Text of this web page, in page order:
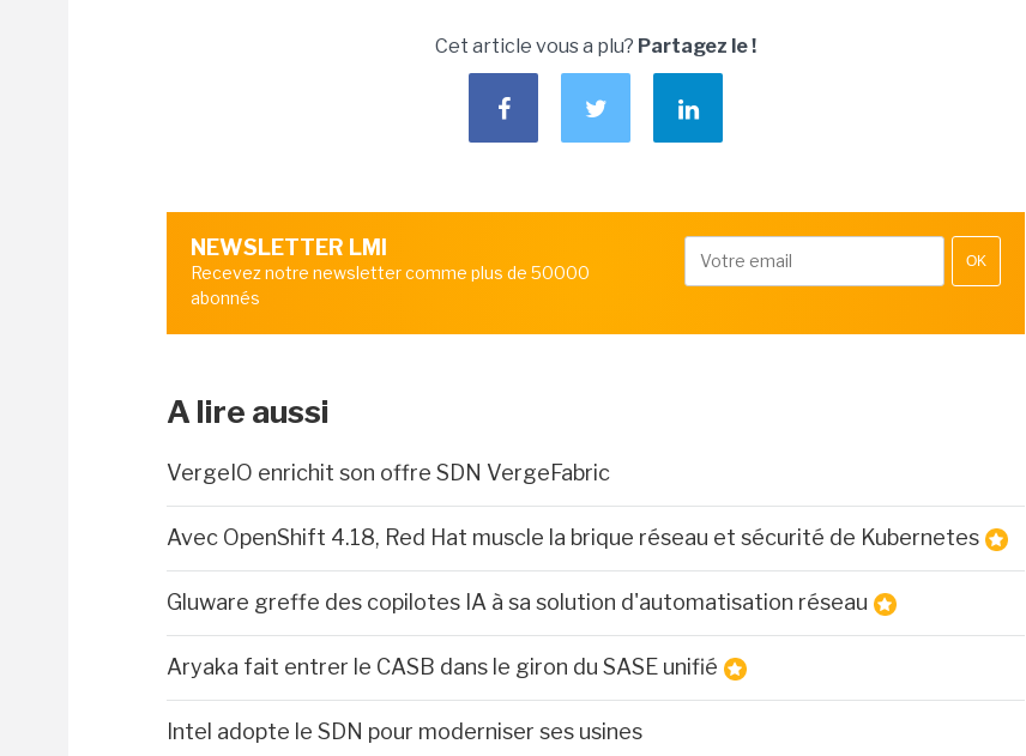
Cet article vous a plu? Partagez le !
NEWSLETTER LMI
Recevez notre newsletter comme plus de 50000
abonnés
OK
A lire aussi
VergeIO enrichit son offre SDN VergeFabric
Avec OpenShift 4.18, Red Hat muscle la brique réseau et sécurité de Kubernetes
Gluware greffe des copilotes IA à sa solution d'automatisation réseau
Aryaka fait entrer le CASB dans le giron du SASE unifié
Intel adopte le SDN pour moderniser ses usines